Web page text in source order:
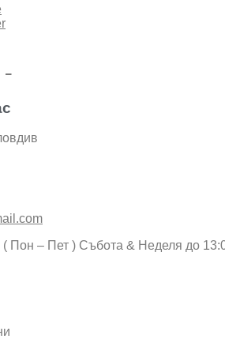
( Пон – Пет ) Събота & Неделя до